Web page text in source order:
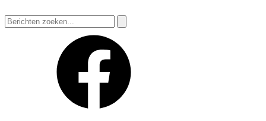
Zoeken
naar: